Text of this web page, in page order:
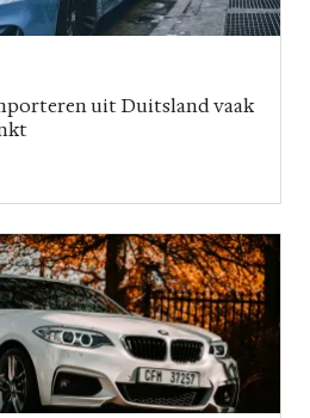
uit Duitsland vaak